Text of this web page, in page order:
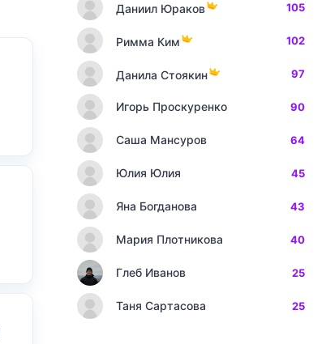
Даниил Юраков 105
Римма Ким 102
Данила Стоякин 97
Игорь Проскуренко 90
Саша Мансуров 64
Юлия Юлия 45
Яна Богданова 43
Мария Плотникова 40
Глеб Иванов 25
Таня Сартасова 25